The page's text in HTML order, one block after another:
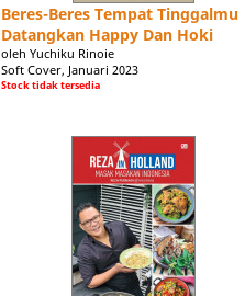
Beres-Beres Tempat Tinggalmu
Datangkan Happy Dan Hoki
oleh Yuchiku Rinoie
Soft Cover, Januari 2023
Stock tidak tersedia